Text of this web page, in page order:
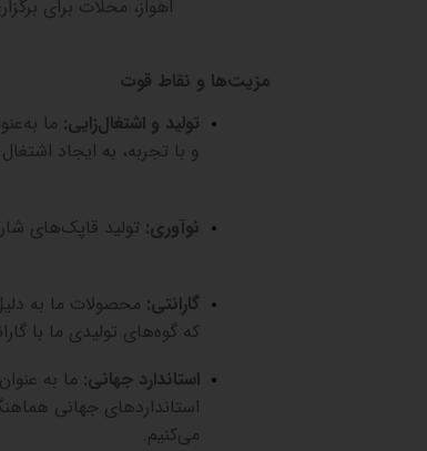
اهواز، محلات برای
مزیت‌ها و نقاط قوت
تولید و اشتغال‌زایی: ما
و با تجربه، به ایجاد
نوآوری: تولید قاپک‌های
گارانتی: محصولات ما به دلیل
که گوه‌های تولیدی ما با
استاندارد جهانی: ما به
استانداردهای جهانی
می‌کنیم.